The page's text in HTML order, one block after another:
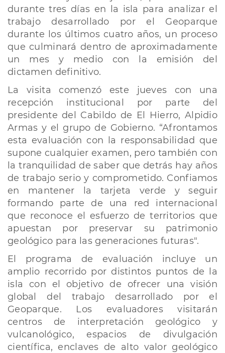
durante tres días en la isla para analizar el
trabajo desarrollado por el Geoparque
durante los últimos cuatro años, un proceso
que culminará dentro de aproximadamente
un mes y medio con la emisión del
dictamen definitivo.
La visita comenzó este jueves con una
recepción institucional por parte del
presidente del Cabildo de El Hierro, Alpidio
Armas y el grupo de Gobierno. “Afrontamos
esta evaluación con la responsabilidad que
supone cualquier examen, pero también con
la tranquilidad de saber que detrás hay años
de trabajo serio y comprometido. Confiamos
en mantener la tarjeta verde y seguir
formando parte de una red internacional
que reconoce el esfuerzo de territorios que
apuestan por preservar su patrimonio
geológico para las generaciones futuras".
El programa de evaluación incluye un
amplio recorrido por distintos puntos de la
isla con el objetivo de ofrecer una visión
global del trabajo desarrollado por el
Geoparque. Los evaluadores visitarán
centros de interpretación geológico y
vulcanológico, espacios de divulgación
científica, enclaves de alto valor geológico